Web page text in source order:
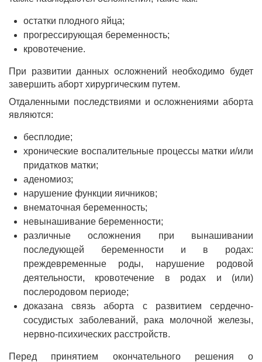
остатки плодного яйца;
прогрессирующая беременность;
кровотечение.
При развитии данных осложнений необходимо будет
завершить аборт хирургическим путем.
Отдаленными последствиями и осложнениями аборта
являются:
бесплодие;
хронические воспалительные процессы матки и/или
придатков матки;
аденомиоз;
нарушение функции яичников;
внематочная беременность;
невынашивание беременности;
различные осложнения при вынашивании
последующей беременности и в родах:
преждевременные роды, нарушение родовой
деятельности, кровотечение в родах и (или)
послеродовом периоде;
доказана связь аборта с развитием сердечно-
сосудистых заболеваний, рака молочной железы,
нервно-психических расстройств.
Перед принятием окончательного решения о